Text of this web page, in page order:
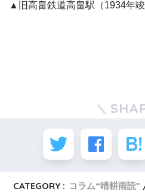
▲旧高畠鉄道高畠駅（1934年
CATEGORY : コラム“晴耕雨読”